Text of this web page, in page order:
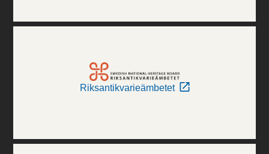
Riksantikvarieämbetet